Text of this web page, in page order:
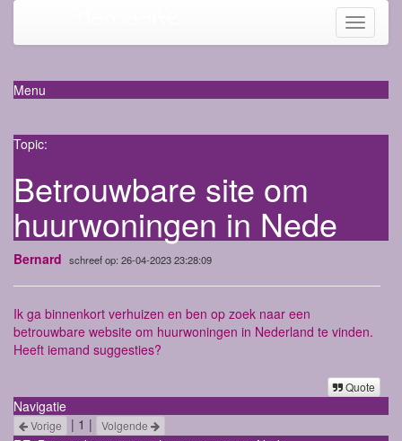
Toggle
Menu
Topic:
Betrouwbare site om
huurwoningen in Nede
Bernard schreef op: 26-04-2023 23:28:09
Ik ga binnenkort verhuizen en ben op zoek naar een
betrouwbare website om huurwoningen in Nederland te vinden.
Heeft iemand suggesties?
Quote
Navigatie
Vorige | 1 | Volgende